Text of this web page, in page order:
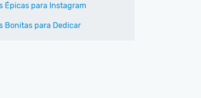
Épicas para Instagram
Bonitas para Dedicar